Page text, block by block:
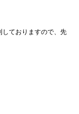
ておりますので、先